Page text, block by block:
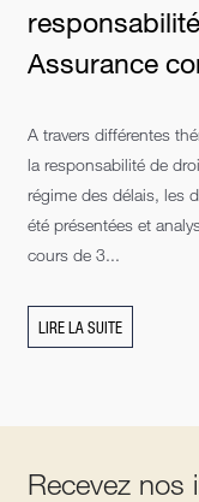
Assurance
A travers différentes
la responsabilité de
régime des délais, les
été présentées et
cours de 3...
LIRE LA SUITE
Recevez nos